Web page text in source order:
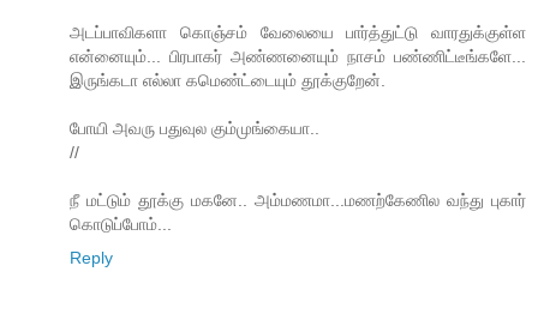
அடப்பாவிகளா கொஞ்சம் வேலையை பார்த்துட்டு வாரதுக்குள்ள
என்னையும்... பிரபாகர் அண்ணனையும் நாசம் பண்ணிட்டீங்களே...
இருங்கடா எல்லா கமெண்ட்டையும் தூக்குறேன்.
போயி அவரு பதுவுல கும்முங்கையா..
//
நீ மட்டும் தூக்கு மகனே.. அம்மணமா...மணற்கேணில வந்து புகார்
கொடுப்போம்...
Reply